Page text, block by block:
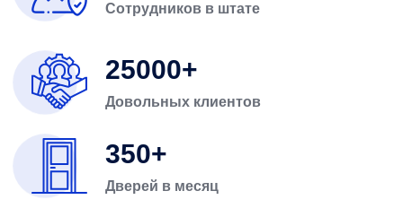
Сотрудников в штате
25000
Довольных клиентов
350
Дверей в месяц